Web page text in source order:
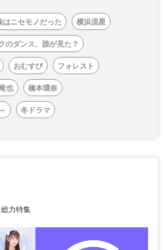
ニセモノだった
横浜流星
のダンス、誰が見た？
おむすび
フォレスト
也
橋本環奈
冬ドラマ
力特集